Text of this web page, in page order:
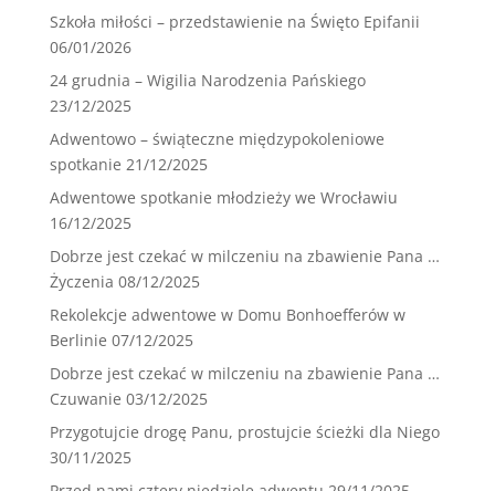
Szkoła miłości – przedstawienie na Święto Epifanii
06/01/2026
24 grudnia – Wigilia Narodzenia Pańskiego
23/12/2025
Adwentowo – świąteczne międzypokoleniowe
spotkanie 21/12/2025
Adwentowe spotkanie młodzieży we Wrocławiu
16/12/2025
Dobrze jest czekać w milczeniu na zbawienie Pana …
Życzenia 08/12/2025
Rekolekcje adwentowe w Domu Bonhoefferów w
Berlinie 07/12/2025
Dobrze jest czekać w milczeniu na zbawienie Pana …
Czuwanie 03/12/2025
Przygotujcie drogę Panu, prostujcie ścieżki dla Niego
30/11/2025